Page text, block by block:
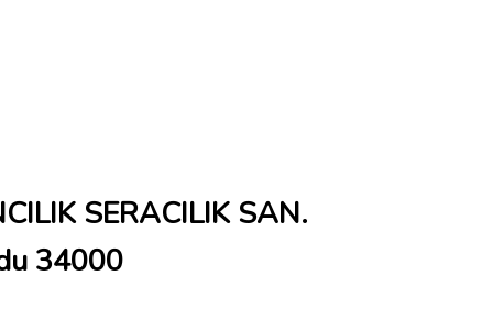
SERACILIK SAN.
34000